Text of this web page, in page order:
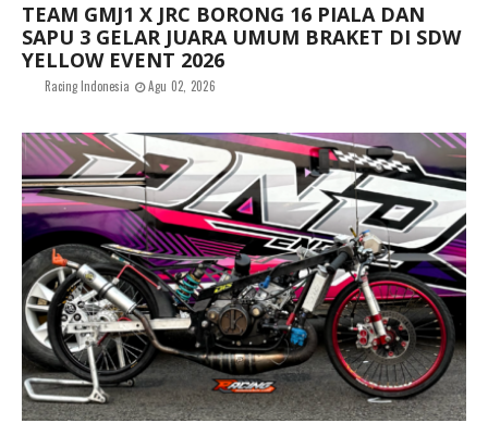
TEAM GMJ1 X JRC BORONG 16 PIALA DAN
SAPU 3 GELAR JUARA UMUM BRAKET DI SDW
YELLOW EVENT 2026
Racing Indonesia Agu 02, 2026